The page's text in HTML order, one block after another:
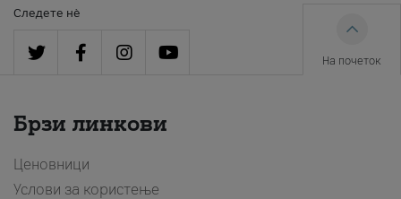
Следете нè
На почеток
Брзи линкови
Ценовници
Услови за користење